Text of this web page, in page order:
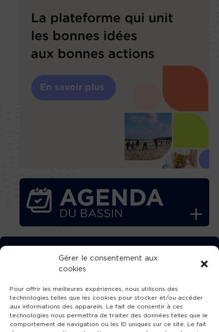
Gérer le consentement aux
cookies
Pour offrir les meilleures expériences, nous utilisons des
technologies telles que les cookies pour stocker et/ou accéder
aux informations des appareils. Le fait de consentir à ces
technologies nous permettra de traiter des données telles que le
comportement de navigation ou les ID uniques sur ce site. Le fait
TÉLÉCHARGEZ GRATUITEMENT
L’APPLICATION TVBA !
SUIVEZ-NOUS !